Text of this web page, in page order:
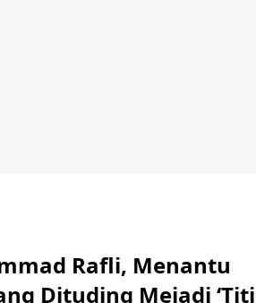
Rafli, Menantu
Dituding Mejadi